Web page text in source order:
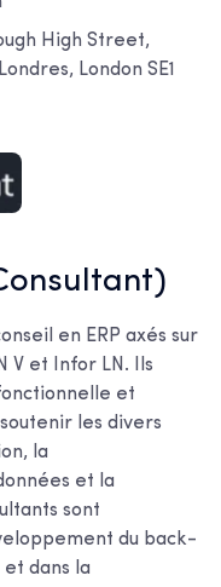
High Street,
London SE1
en ERP axés sur
V et Infor LN. Ils
et
les divers
la
et la
sont
du back-
et dans la